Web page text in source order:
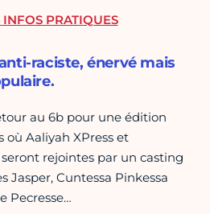
raciste, énervé mais
au 6b pour une édition
où Aaliyah XPress et
rejointes par un casting
Jasper, Cuntessa Pinkessa
Pecresse…
PRATIQUES